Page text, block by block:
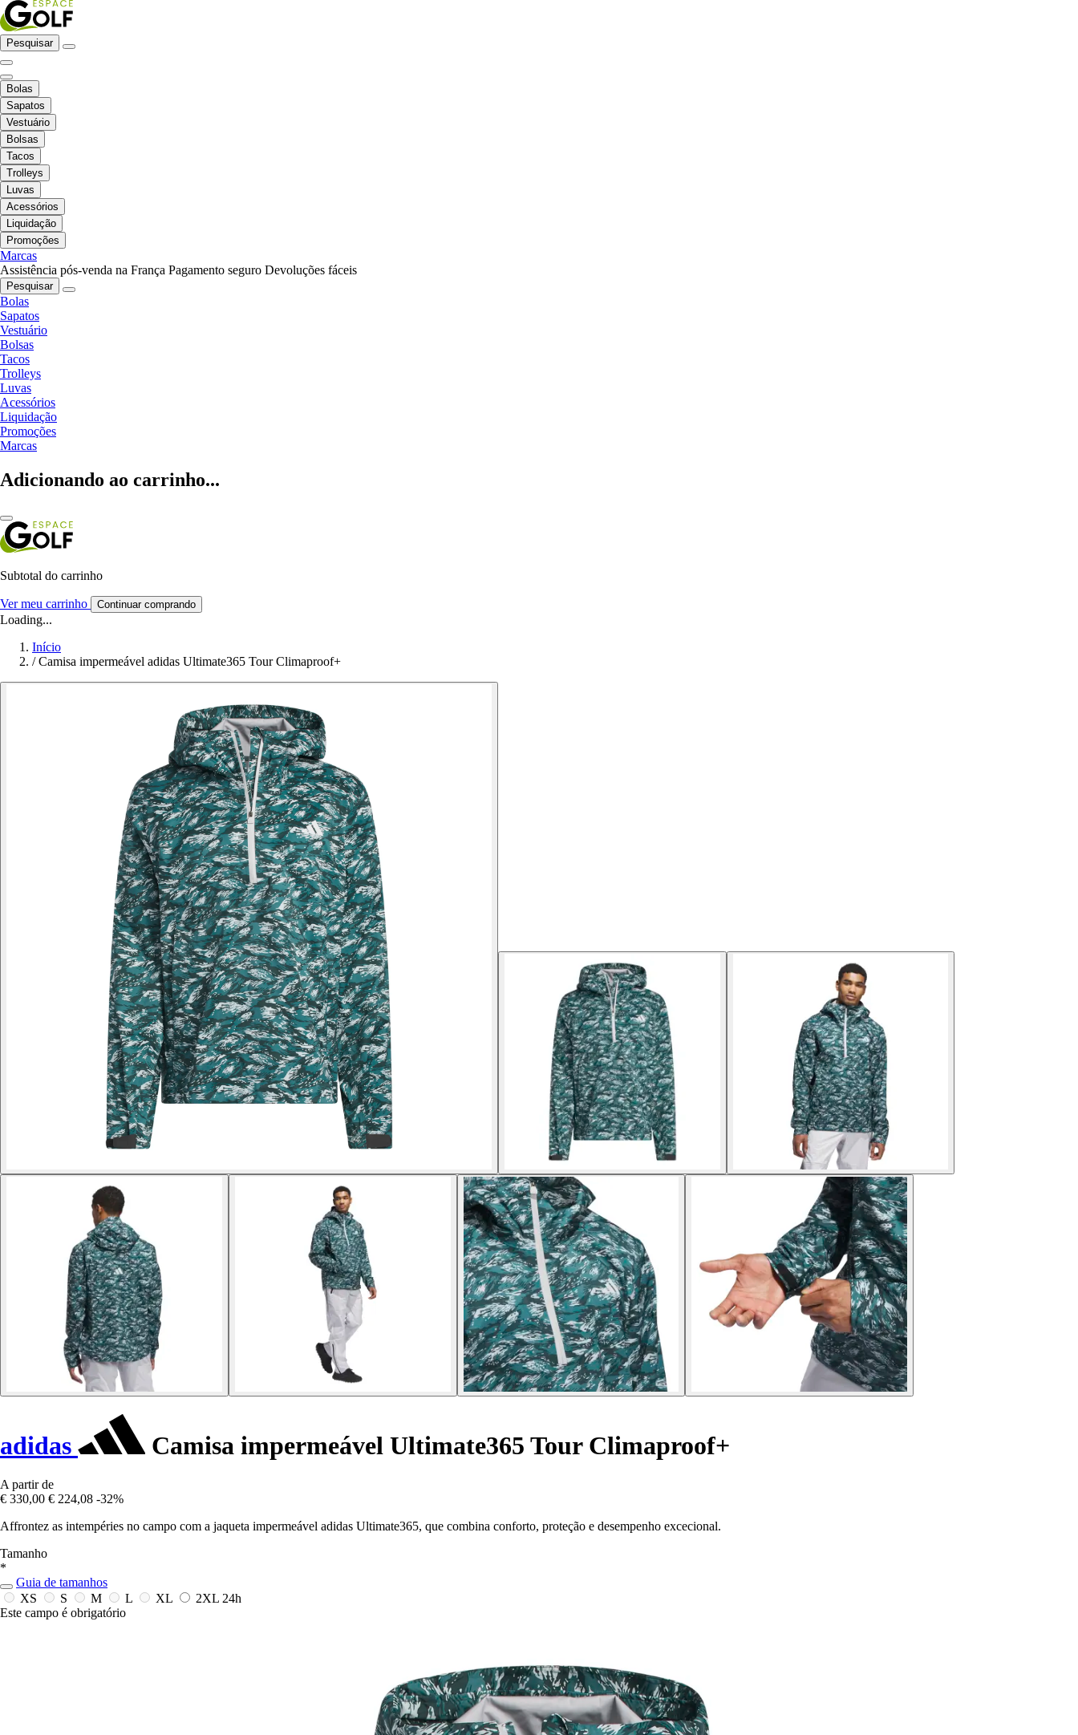
Pesquisar
Bolas
Sapatos
Vestuário
Bolsas
Tacos
Trolleys
Luvas
Acessórios
Liquidação
Promoções
Marcas
Assistência pós-venda na França Pagamento seguro Devoluções fáceis
Pesquisar
Bolas
Sapatos
Vestuário
Bolsas
Tacos
Trolleys
Luvas
Acessórios
Liquidação
Promoções
Marcas
Adicionando ao carrinho...
Subtotal do carrinho
Ver meu carrinho Continuar comprando
Loading...
Início
/ Camisa impermeável adidas Ultimate365 Tour Climaproof+
adidas Camisa impermeável Ultimate365 Tour Climaproof+
A partir de
€ 330,00 € 224,08 -32%
Affrontez as intempéries no campo com a jaqueta impermeável adidas Ultimate365, que combina conforto, proteção e desempenho excecional.
Tamanho
*
Guia de tamanhos
XS
S M L XL 2XL 24h
Este campo é obrigatório